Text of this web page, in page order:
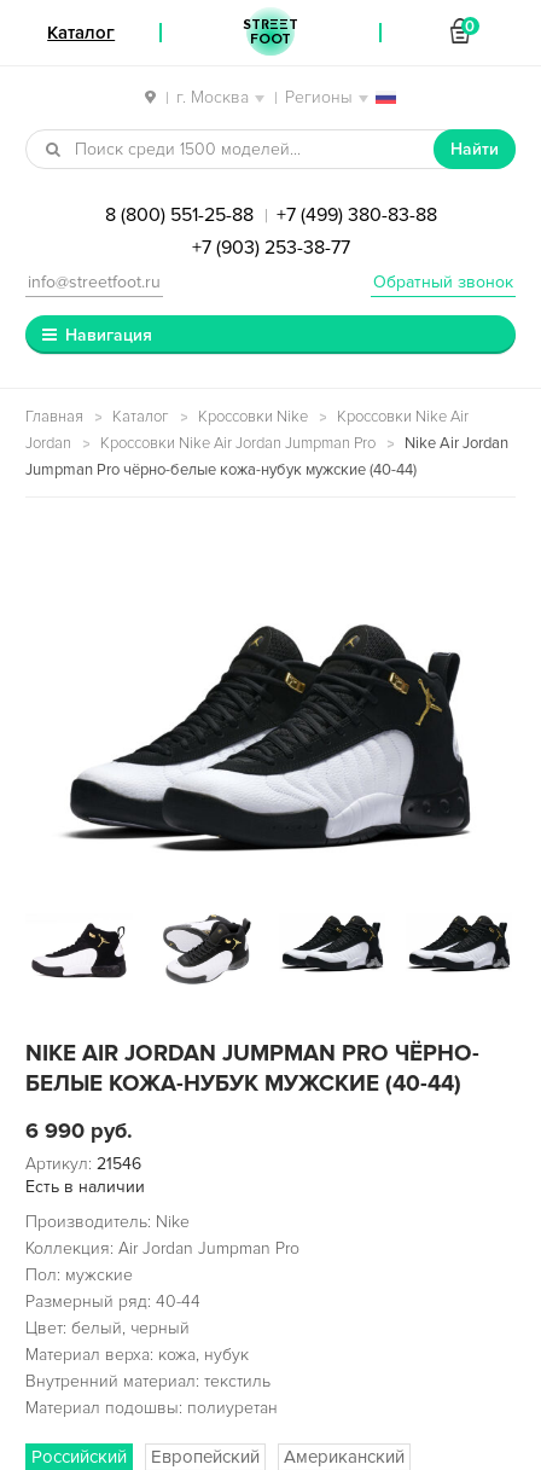
| г. Москва | Регионы
Перейти к навигации
Перейти к содержимому
Найти
8 (800) 551-25-88 | +7 (499) 380-83-88
+7 (903) 253-38-77
Обратный звонок
info@streetfoot.ru
Навигация
Главная Каталог Кроссовки Nike
Кроссовки Nike Air
Jordan
Кроссовки Nike Air Jordan Jumpman Pro
Nike Air Jordan
Jumpman Pro чёрно-белые кожа-нубук мужские (40-44)
NIKE AIR JORDAN JUMPMAN PRO ЧЁРНО-
БЕЛЫЕ КОЖА-НУБУК МУЖСКИЕ (40-44)
6 990 руб.
Артикул: 21546
Есть в наличии
Производитель: Nike
Коллекция: Air Jordan Jumpman Pro
Пол: мужские
Размерный ряд: 40-44
Цвет: белый, черный
Материал верха: кожа, нубук
Внутренний материал: текстиль
Материал подошвы: полиуретан
Российский Европейский
Американский
Каталог STREET
FOOT
0